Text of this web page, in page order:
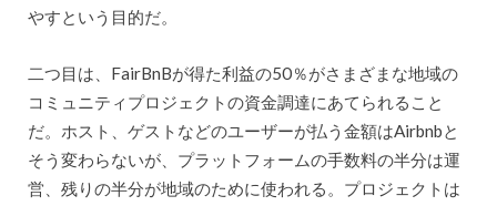
やすという目的だ。
二つ目は、FairBnBが得た利益の50％がさまざまな地域の
コミュニティプロジェクトの資金調達にあてられること
だ。ホスト、ゲストなどのユーザーが払う金額はAirbnbと
そう変わらないが、プラットフォームの手数料の半分は運
営、残りの半分が地域のために使われる。プロジェクトは